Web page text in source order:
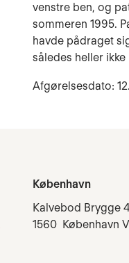
venstre ben, og
sommeren 1995.
havde pådraget
således heller
Afgørelsesdato:
København
Kalvebod Brygge
1560 København V